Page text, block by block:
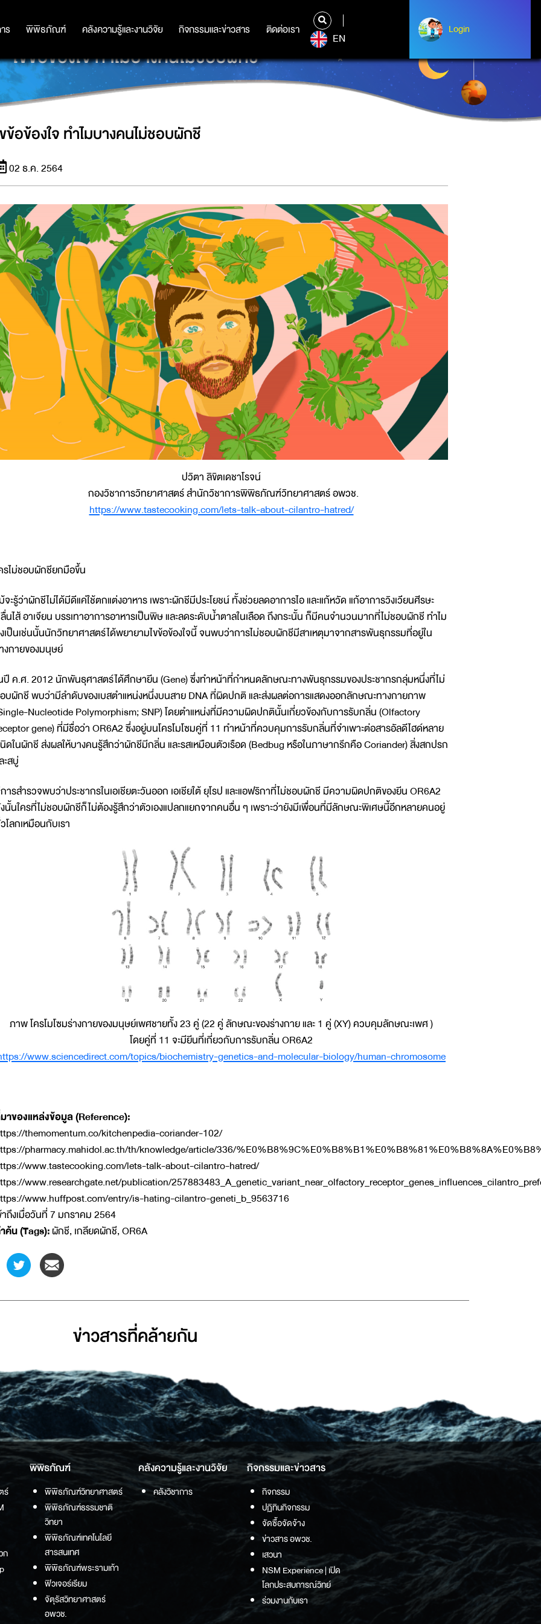
ร พิพิธภัณฑ์ คลังความรู้และงานวิจัย กิจกรรมและข่าวสาร ติดต่อเรา
ร พิพิธภัณฑ์ คลังความรู้และงานวิจัย กิจกรรมและข่าวสาร ติดต่อเรา
EN
Login
Login
ไขข้อข้องใจ ทำไมบางคนไม่ชอบผักชี
ข้อข้องใจ ทำไมบางคนไม่ชอบผักชี
02 ธ.ค. 2564
ปวิตา ลิขิตเดชาโรจน์
กองวิชาการวิทยาศาสตร์ สำนักวิชาการพิพิธภัณฑ์วิทยาศาสตร์ อพวช.
https://www.tastecooking.com/lets-talk-about-cilantro-hatred/
รไม่ชอบผักชียกมือขึ้น
จะรู้ว่าผักชีไม่ได้มีดีแค่ใช้ตกแต่งอาหาร เพราะผักชีมีประโยชน์ ทั้งช่วยลดอาการไอ และแก้หวัด แก้อาการวิงเวียนศีรษะ
นไส้ อาเจียน บรรเทาอาการอาหารเป็นพิษ และลดระดับน้ำตาลในเลือด ถึงกระนั้น ก็มีคนจำนวนมากที่ไม่ชอบผักชี ทำไม
เป็นเช่นนั้นนักวิทยาศาสตร์ได้พยายามไขข้อข้องใจนี้ จนพบว่าการไม่ชอบผักชีมีสาเหตุมาจากสารพันธุกรรมที่อยู่ใน
งกายของมนุษย์
ปี ค.ศ. 2012 นักพันธุศาสตร์ได้ศึกษายีน (Gene) ซึ่งทำหน้าที่กำหนดลักษณะทางพันธุกรรมของประชากรกลุ่มหนึ่งที่ไม่
บผักชี พบว่ามีลำดับของเบสตำแหน่งหนึ่งบนสาย DNA ที่ผิดปกติ และส่งผลต่อการแสดงออกลักษณะทางกายภาพ
Nucleotide Polymorphism; SNP) โดยตำแหน่งที่มีความผิดปกตินั้นเกี่ยวข้องกับการรับกลิ่น (Olfactory
gene) ที่มีชื่อว่า OR6A2 ซึ่งอยู่บนโครโมโซมคู่ที่ 11 ทำหน้าที่ควบคุมการรับกลิ่นที่จำเพาะต่อสารอัลดีไฮด์หลาย
ดในผักชี ส่งผลให้บางคนรู้สึกว่าผักชีมีกลิ่น และรสเหมือนตัวเรือด (Bedbug หรือในภาษากรีกคือ Coriander) สิ่งสกปรก
ะสบู่
ารสำรวจพบว่าประชากรในเอเชียตะวันออก เอเชียใต้ ยุโรป และแอฟริกาที่ไม่ชอบผักชี มีความผิดปกติของยีน OR6A2
นั้นใครที่ไม่ชอบผักชีก็ไม่ต้องรู้สึกว่าตัวเองแปลกแยกจากคนอื่น ๆ เพราะว่ายังมีเพื่อนที่มีลักษณะพิเศษนี้อีกหลายคนอยู่
โลกเหมือนกับเรา
ภาพ โครโมโซมร่างกายของมนุษย์เพศชายทั้ง 23 คู่ (22 คู่ ลักษณะของร่างกาย และ 1 คู่ (XY) ควบคุมลักษณะเพศ )
โดยคู่ที่ 11 จะมียีนที่เกี่ยวกับการรับกลิ่น OR6A2
www.sciencedirect.com/topics/biochemistry-genetics-and-molecular-biology/human-chromosome
าของแหล่งข้อมูล (Reference):
themomentum.co/kitchenpedia-coriander-102/
pharmacy.mahidol.ac.th/th/knowledge/article/336/
www.tastecooking.com/lets-talk-about-cilantro-hatred/
www.researchgate.net/publication/
www.huffpost.com/entry/is-hating-cilantro-geneti_b_9563716
าถึงเมื่อวันที่ 7 มกราคม 2564
ค้น (Tags):ผักชี, เกลียดผักชี, OR6A
ข่าวสารที่่คล้ายกัน
ร์
ก
พิพิธภัณฑ์
พิพิธภัณฑ์วิทยาศาสตร์
พิพิธภัณฑ์ธรรมชาติ
วิทยา
พิพิธภัณฑ์เทคโนโลยี
สารสนเทศ
พิพิธภัณฑ์พระรามเก้า
ฟิวเจอร์เรียม
จัตุรัสวิทยาศาสตร์
อพวช.
คลังความรู้และงานวิจัย
คลังวิชาการ
กิจกรรมและข่าวสาร
กิจกรรม
ปฏิทินกิจกรรม
จัดซื้อจัดจ้าง
ข่าวสาร อพวช.
เสวนา
NSM Experience | เปิด
โลกประสบการณ์วิทย์
ร่วมงานกับเรา